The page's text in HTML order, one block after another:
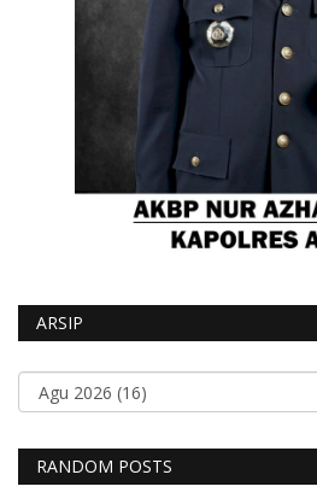
ARSIP
RANDOM POSTS